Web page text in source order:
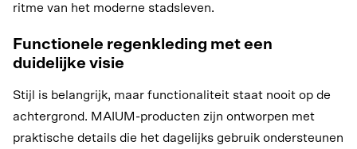
ritme van het moderne stadsleven.
Functionele regenkleding met een
duidelijke visie
Stijl is belangrijk, maar functionaliteit staat nooit op de
achtergrond. MAIUM-producten zijn ontworpen met
praktische details die het dagelijks gebruik ondersteunen